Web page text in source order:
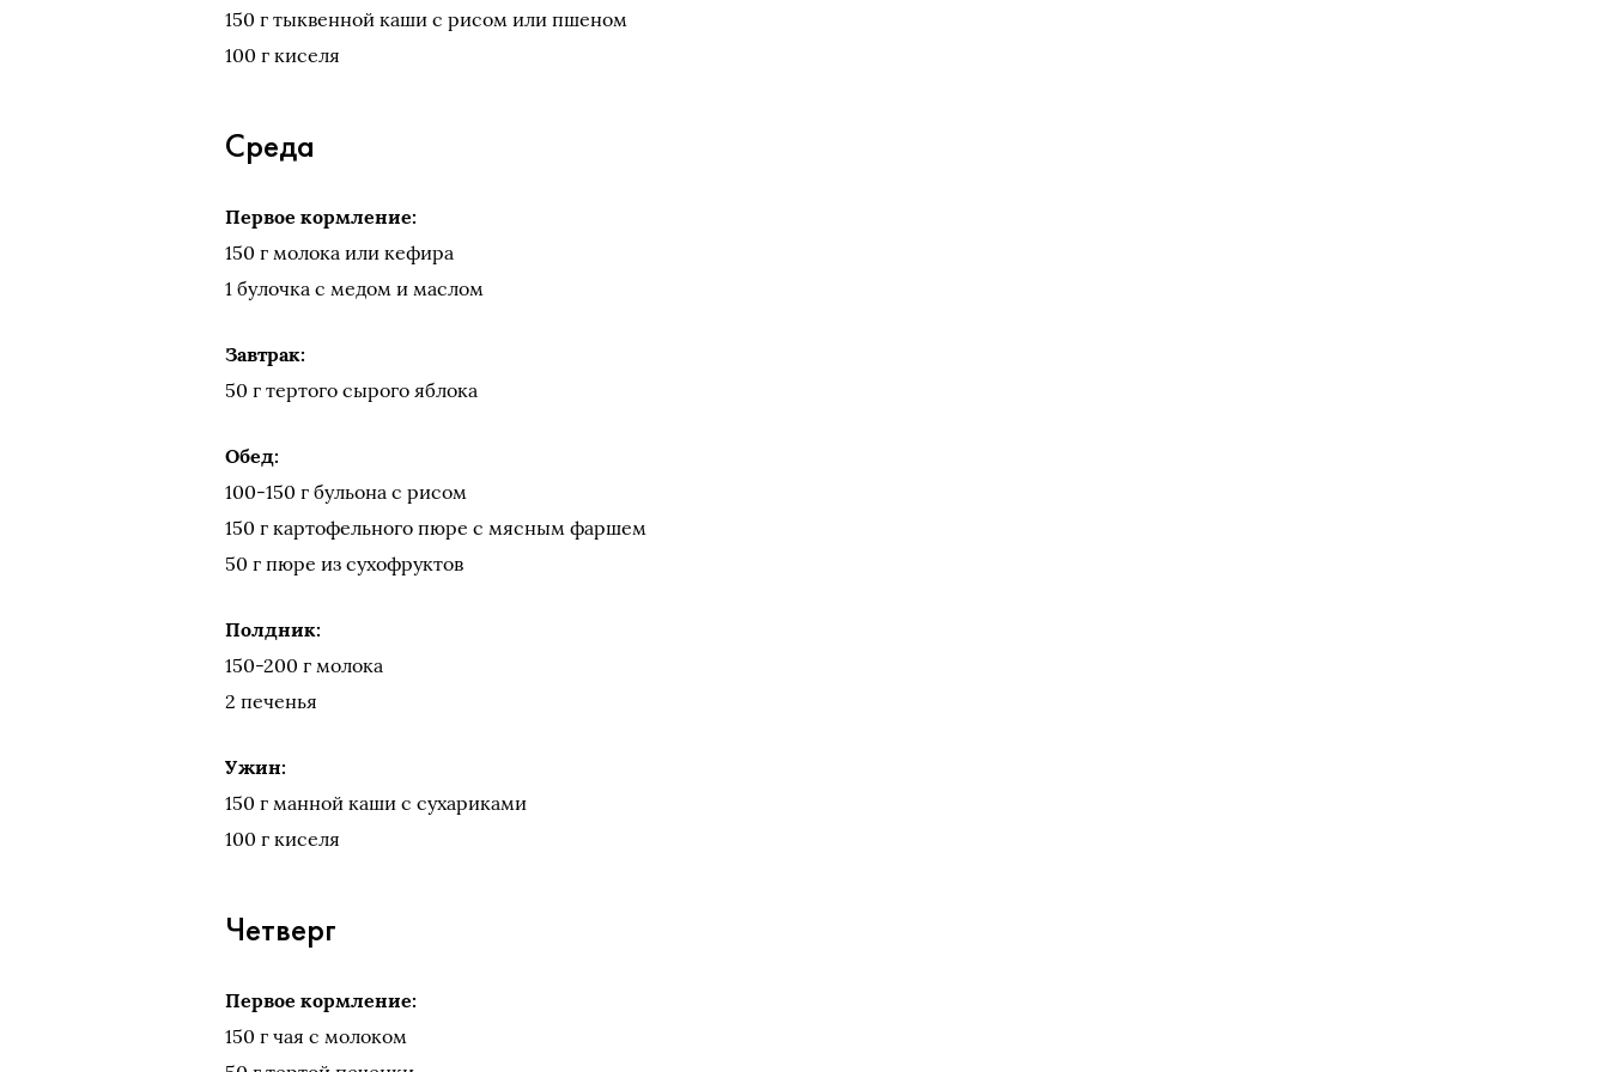
150 г тыквенной каши с рисом или пшеном
100 г киселя
Среда
Первое кормление:
150 г молока или кефира
1 булочка с медом и маслом
Завтрак:
50 г тертого сырого яблока
Обед:
100-150 г бульона с рисом
150 г картофельного пюре с мясным фаршем
50 г пюре из сухофруктов
Полдник:
150-200 г молока
2 печенья
Ужин:
150 г манной каши с сухариками
100 г киселя
Четверг
Первое кормление:
150 г чая с молоком